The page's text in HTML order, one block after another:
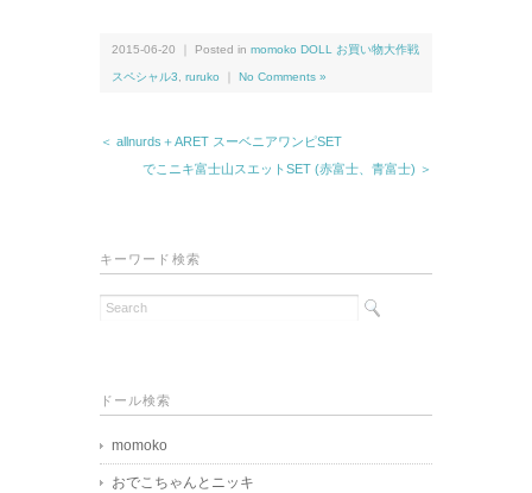
2015-06-20 ｜ Posted in momoko DOLL お買い物大作戦
スペシャル3 ruruko No Comments »
＜ allnurds＋ARET スーベニアワンピSET
でこニキ富士山スエットSET (赤富士、青富士) ＞
キーワード検索
ドール検索
momoko
おでこちゃんとニッキ